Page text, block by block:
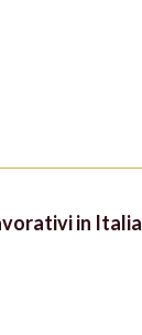
in Italia